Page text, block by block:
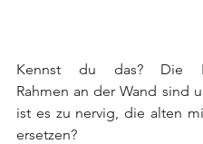
Kennst du das? Die
Rahmen an der Wand sind
ist es zu nervig, die alten
ersetzen?